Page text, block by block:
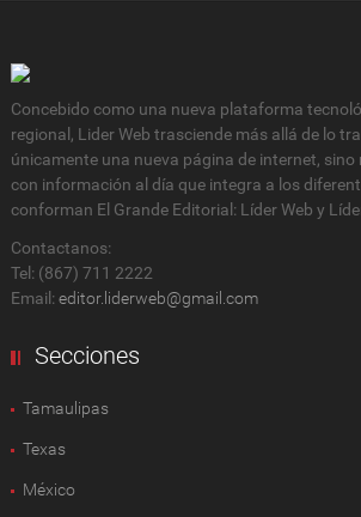
Concebido como una nueva plataforma
regional, Lider Web trasciende más allá de lo
únicamente una nueva página de internet, sino
con información al día que integra a los
conforman El Grande Editorial: Líder Web y
Contactanos:
Tel: (867) 711 2222
Email: editor.liderweb@gmail.com
Secciones
Tamaulipas
Texas
México